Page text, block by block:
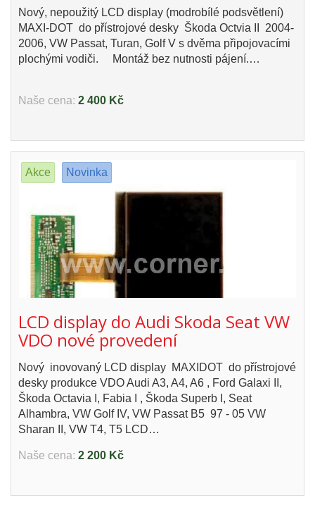
Nový, nepoužitý LCD display (modrobílé podsvětlení)
MAXI-DOT do přístrojové desky Škoda Octvia II 2004-
2006, VW Passat, Turan, Golf V s dvěma připojovacími
plochými vodiči. Montáž bez nutnosti pájení.…
Naše cena: 2 400 Kč
Akce Novinka
LCD display do Audi Skoda Seat VW
VDO nové provedení
Nový inovovaný LCD display MAXIDOT do přístrojové
desky produkce VDO Audi A3, A4, A6 , Ford Galaxi II,
Škoda Octavia I, Fabia I , Škoda Superb I, Seat
Alhambra, VW Golf IV, VW Passat B5 97 - 05 VW
Sharan II, VW T4, T5 LCD…
Naše cena: 2 200 Kč